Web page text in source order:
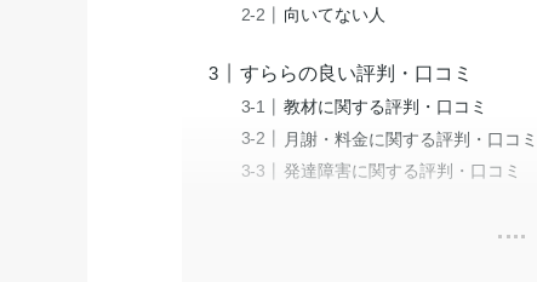
向いてない人
すららの良い評判・口コミ
教材に関する評判・口コミ
月謝・料金に関する評判・口コミ
発達障害に関する評判・口コミ